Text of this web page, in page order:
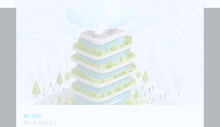
BLOG
30.7.2025 |